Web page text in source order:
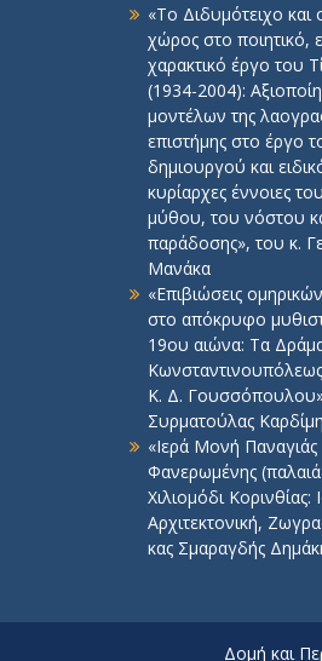
«Το Διδυμότειχο και
χώρος στο ποιητικό,
χαρακτικό έργο του
(1934-2004):
μοντέλων της
επιστήμης στο έργο
δημιουργού και
κυρίαρχες έννοιες
μύθου, του νόστου
παράδοσης», του κ.
Μανάκα
«Επιβιώσεις
στο απόκρυφο
19ου αιώνα: Τα
Κ. Δ.
Συρματούλας Καρδίμη
«Ιερά Μονή Παναγιάς
Φανερωμένης
Χιλιομόδι Κορινθίας:
Αρχιτεκτονική,
κας Σμαραγδής
Δομή και